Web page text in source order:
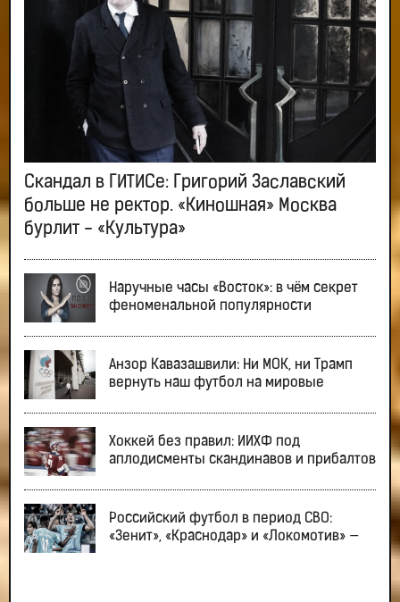
Скандал в ГИТИСе: Григорий Заславский
больше не ректор. «Киношная» Москва
бурлит - «Культура»
Наручные часы «Восток»: в чём секрет
феноменальной популярности
Анзор Кавазашвили: Ни МОК, ни Трамп
вернуть наш футбол на мировые
Хоккей без правил: ИИХФ под
аплодисменты скандинавов и прибалтов
Российский футбол в период СВО:
«Зенит», «Краснодар» и «Локомотив» —